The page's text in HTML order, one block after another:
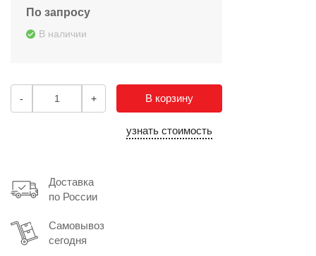
По запросу
В наличии
- + В корзину
узнать стоимость
Доставка
по России
Самовывоз
сегодня